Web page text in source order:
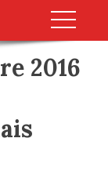
2016